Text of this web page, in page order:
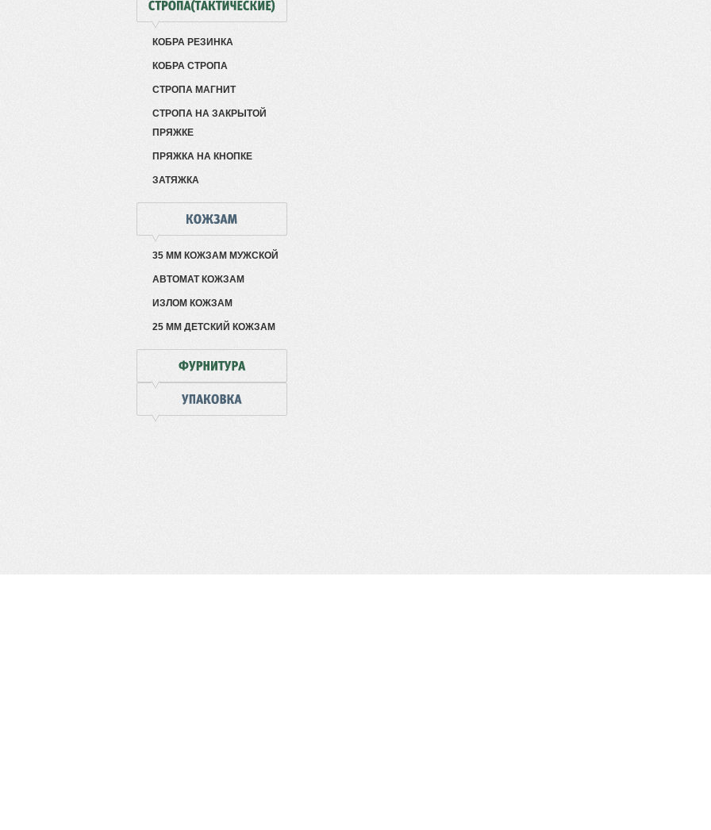
КОБРА РЕЗИНКА
КОБРА СТРОПА
СТРОПА МАГНИТ
СТРОПА НА ЗАКРЫТОЙ
ПРЯЖКЕ
ПРЯЖКА НА КНОПКЕ
ЗАТЯЖКА
35 ММ КОЖЗАМ МУЖСКОЙ
АВТОМАТ КОЖЗАМ
ИЗЛОМ КОЖЗАМ
25 ММ ДЕТСКИЙ КОЖЗАМ